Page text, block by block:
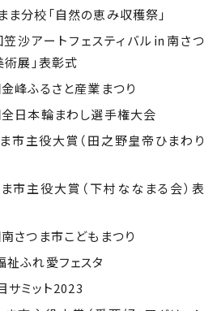
分校「自然の恵み収穫祭」
沙アートフェスティバル㏌南さつ
術展」表彰式
ふるさと産業まつり
日本輪まわし選手権大会
主役大賞（田之野皇帝ひまわり
主役大賞（下村ななまる会）表
つま市こどもまつり
ふれ愛フェスタ
ミット2023